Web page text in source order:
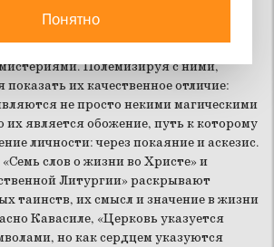
соединить языческую философию с
предприняли попытку
Церкви магически, находя общие
Полемизируя с ними,
их качественное отличие:
не просто некими магическими
является обожение, путь к которому
личности: через покаяние и аскезис.
слов о жизни во Христе» и
Литургии» раскрывают
таинств, их смысл и значение в жизни
Кавасиле, «Церковь указуется
но как сердцем указуются
Понятно